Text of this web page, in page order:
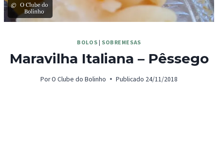
©
BOLOS | SOBREMESAS
Maravilha Italiana – Pêssego
PorO Clube do Bolinho Publicado 24/11/2018